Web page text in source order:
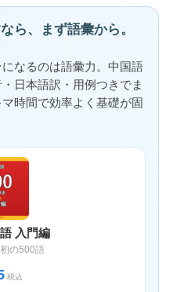
ら、まず語彙から。
なるのは語彙力。中国語
日本語訳・用例つきでま
時間で効率よく基礎が固
入門編
の500語
税込